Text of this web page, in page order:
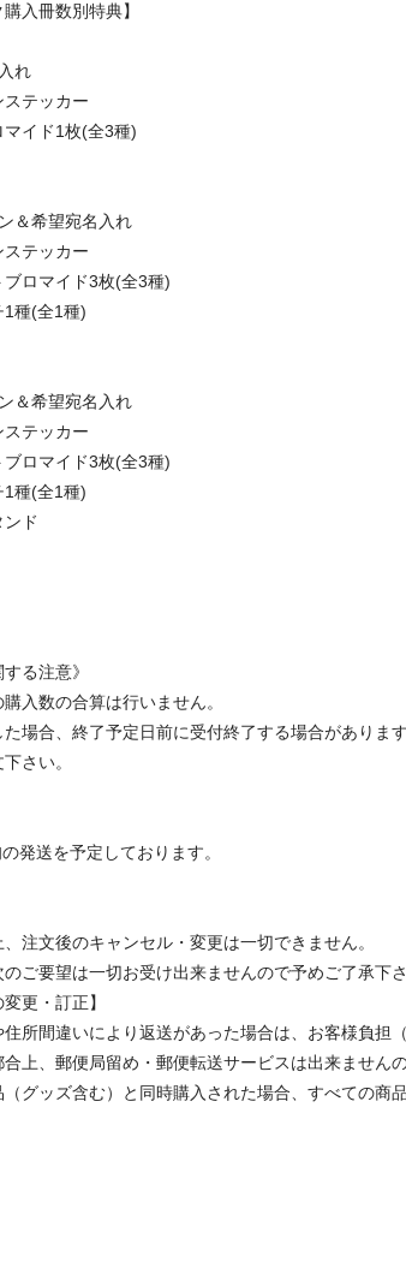
購入冊数別特典】
れ
ステッカー
マイド1枚(全3種)
＆希望宛名入れ
ステッカー
ブロマイド3枚(全3種)
1種(全1種)
＆希望宛名入れ
ステッカー
ブロマイド3枚(全3種)
1種(全1種)
ンド
る注意》
購入数の合算は行いません。
た場合、終了予定日前に受付終了する場合があります
さい。
発送を予定しております。
注文後のキャンセル・変更は一切できません。
ご要望は一切お受け出来ませんので予めご了承下さ
更・訂正】
所間違いにより返送があった場合は、お客様負担
上、郵便局留め・郵便転送サービスは出来ません
グッズ含む）と同時購入された場合、すべての商